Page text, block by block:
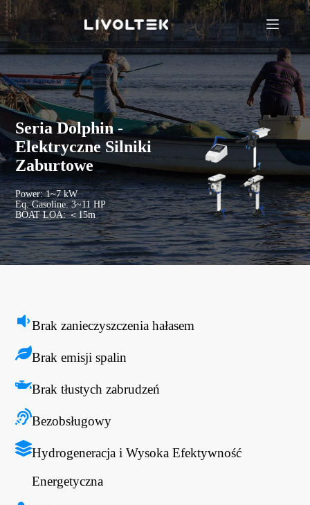
Seria Dolphin -
Elektryczne Silniki
Zaburtowe
Power: 1~7 kW
Eq. Gasoline: 3~11 HP
BOAT LOA: ＜15m
Brak zanieczyszczenia hałasem
Brak emisji spalin
Brak tłustych zabrudzeń
Bezobsługowy
Hydrogeneracja i Wysoka Efektywność
Energetyczna